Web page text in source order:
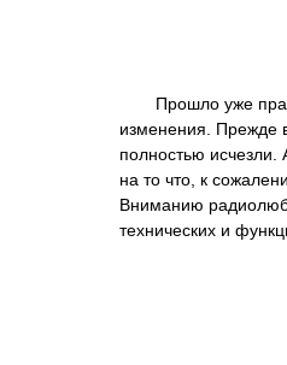
Прошло уже
изменения. Прежде
полностью исчезли.
на то что, к
Вниманию
технических и